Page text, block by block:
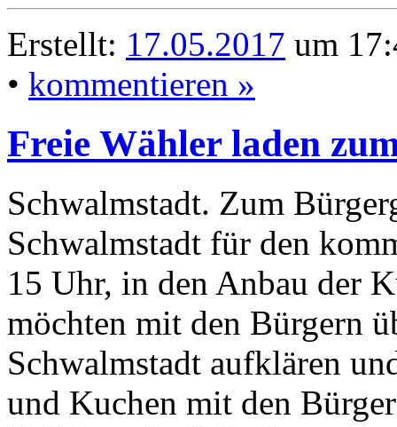
Erstellt: 17.05.2017 um
• kommentieren »
Freie Wähler laden
Schwalmstadt. Zum
Schwalmstadt für den
15 Uhr, in den Anbau der
möchten mit den Bürgern
Schwalmstadt aufklären
und Kuchen mit den